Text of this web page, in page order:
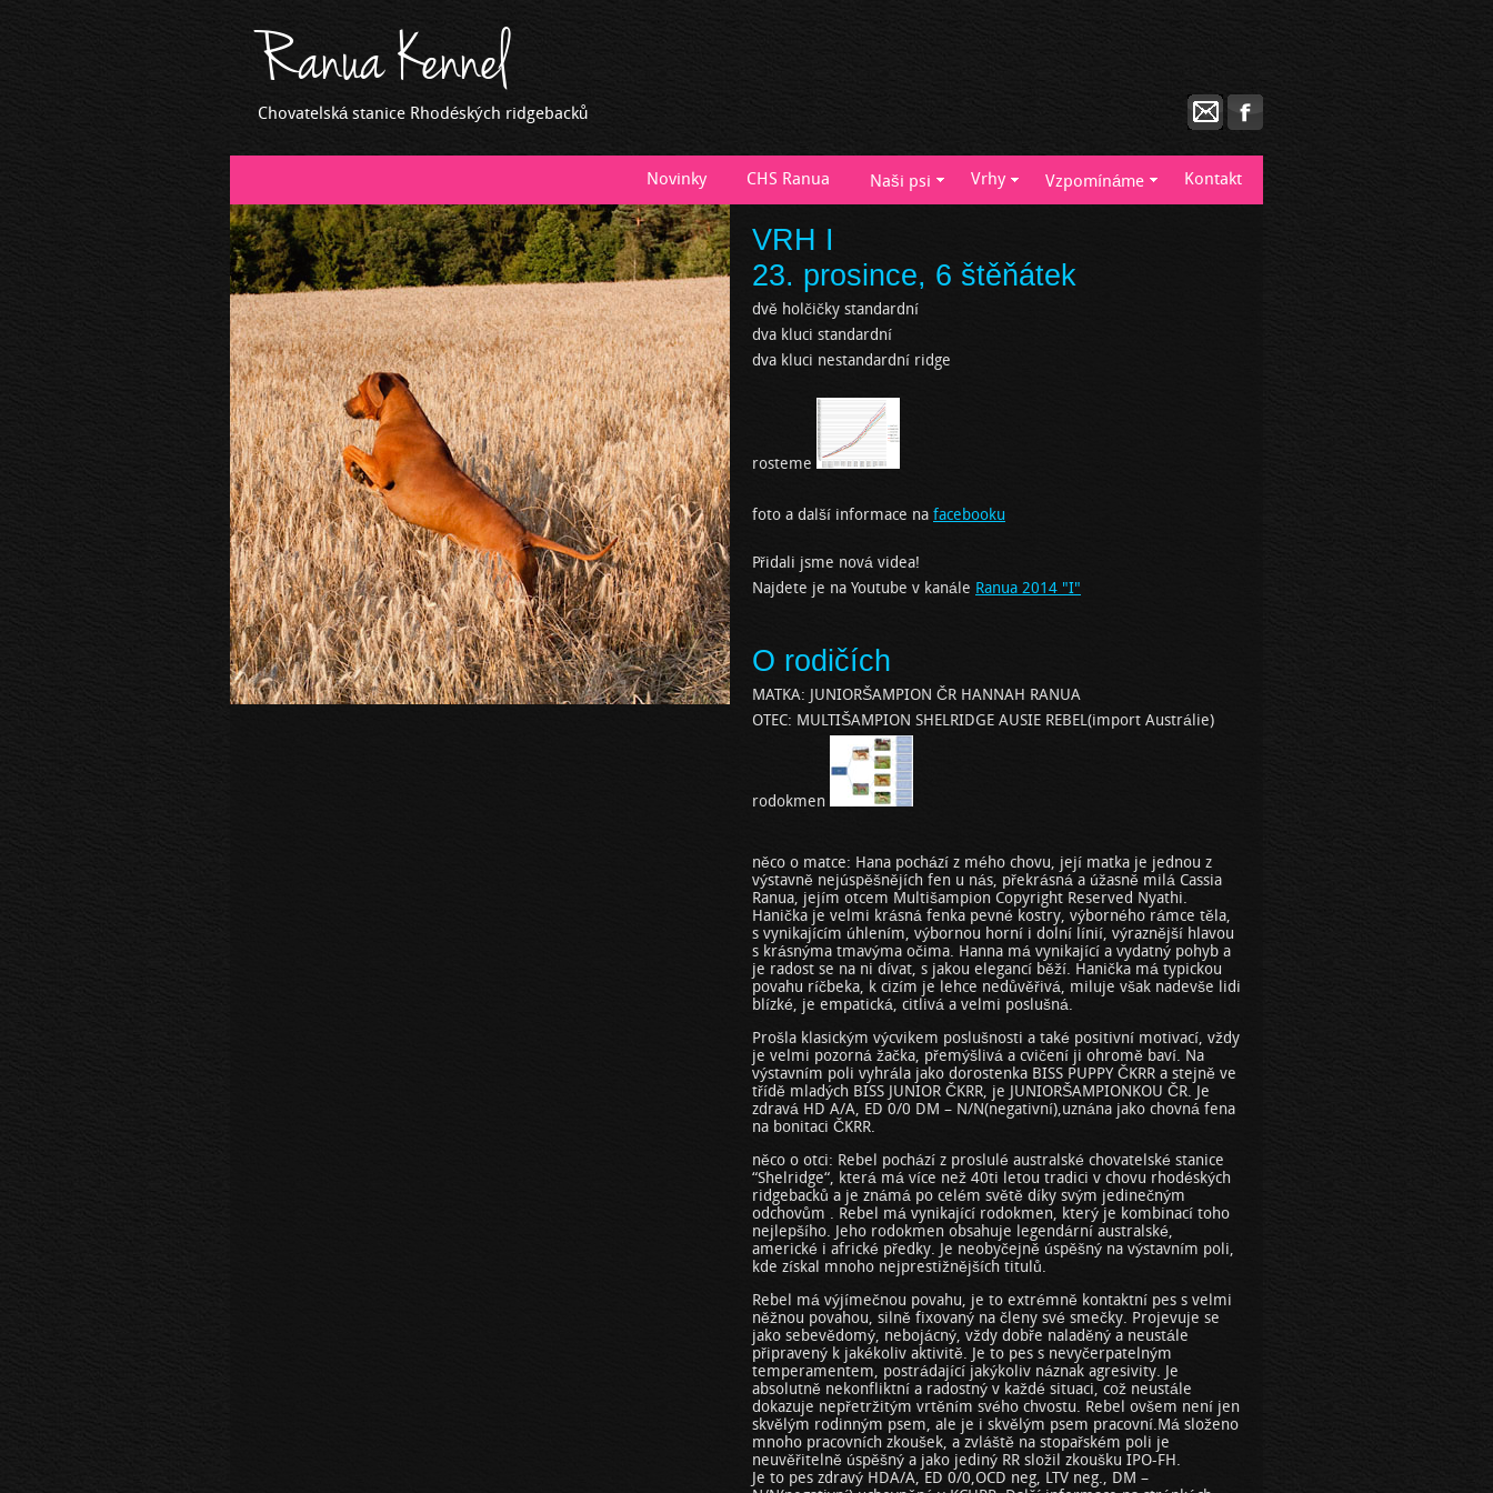
Ranua Kennel
Chovatelská stanice Rhodéských ridgebacků
Novinky CHS Ranua Naši psi Vrhy Vzpomínáme Kontakt
VRH I
23. prosince, 6 štěňátek
dvě holčičky standardní
dva kluci standardní
dva kluci nestandardní ridge
rosteme
foto a další informace na facebooku
Přidali jsme nová videa!
Najdete je na Youtube v kanále Ranua 2014 "I"
O rodičích
MATKA: JUNIORŠAMPION ČR HANNAH RANUA
OTEC: MULTIŠAMPION SHELRIDGE AUSIE REBEL(import Austrálie)
rodokmen
něco o matce: Hana pochází z mého chovu, její matka je jednou z
výstavně nejúspěšnějích fen u nás, překrásná a úžasně milá Cassia
Ranua, jejím otcem Multišampion Copyright Reserved Nyathi.
Hanička je velmi krásná fenka pevné kostry, výborného rámce těla,
s vynikajícím úhlením, výbornou horní i dolní línií, výraznější hlavou
s krásnýma tmavýma očima. Hanna má vynikající a vydatný pohyb a
je radost se na ni dívat, s jakou elegancí běží. Hanička má typickou
povahu ríčbeka, k cizím je lehce nedůvěřivá, miluje však nadevše lidi
blízké, je empatická, citlivá a velmi poslušná.
Prošla klasickým výcvikem poslušnosti a také positivní motivací, vždy
je velmi pozorná žačka, přemýšlivá a cvičení ji ohromě baví. Na
výstavním poli vyhrála jako dorostenka BISS PUPPY ČKRR a stejně ve
třídě mladých BISS JUNIOR ČKRR, je JUNIORŠAMPIONKOU ČR. Je
zdravá HD A/A, ED 0/0 DM – N/N(negativní),uznána jako chovná fena
na bonitaci ČKRR.
něco o otci: Rebel pochází z proslulé australské chovatelské stanice
“Shelridge“, která má více než 40ti letou tradici v chovu rhodéských
ridgebacků a je známá po celém světě díky svým jedinečným
odchovům . Rebel má vynikající rodokmen, který je kombinací toho
nejlepšího. Jeho rodokmen obsahuje legendární australské,
americké i africké předky. Je neobyčejně úspěšný na výstavním poli,
kde získal mnoho nejprestižnějších titulů.
Rebel má výjímečnou povahu, je to extrémně kontaktní pes s velmi
něžnou povahou, silně fixovaný na členy své smečky. Projevuje se
jako sebevědomý, nebojácný, vždy dobře naladěný a neustále
připravený k jakékoliv aktivitě. Je to pes s nevyčerpatelným
temperamentem, postrádající jakýkoliv náznak agresivity. Je
absolutně nekonfliktní a radostný v každé situaci, což neustále
dokazuje nepřetržitým vrtěním svého chvostu. Rebel ovšem není jen
skvělým rodinným psem, ale je i skvělým psem pracovní.Má složeno
mnoho pracovních zkoušek, a zvláště na stopařském poli je
neuvěřitelně úspěšný a jako jediný RR složil zkoušku IPO-FH.
Je to pes zdravý HDA/A, ED 0/0,OCD neg, LTV neg., DM –